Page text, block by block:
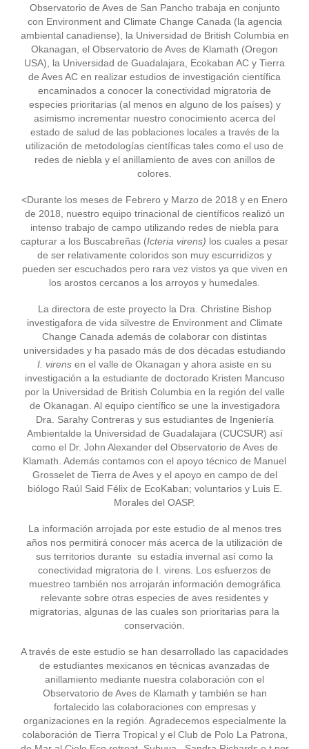
Observatorio de Aves de San Pancho trabaja en conjunto
con Environment and Climate Change Canada (la agencia
ambiental canadiense), la Universidad de British Columbia en
Okanagan, el Observatorio de Aves de Klamath (Oregon
USA), la Universidad de Guadalajara, Ecokaban AC y Tierra
de Aves AC en realizar estudios de investigación científica
encaminados a conocer la conectividad migratoria de
especies prioritarias (al menos en alguno de los países) y
asimismo incrementar nuestro conocimiento acerca del
estado de salud de las poblaciones locales a través de la
utilización de metodologías científicas tales como el uso de
redes de niebla y el anillamiento de aves con anillos de
colores.
<Durante los meses de Febrero y Marzo de 2018 y en Enero
de 2018, nuestro equipo trinacional de científicos realizó un
intenso trabajo de campo utilizando redes de niebla para
capturar a los Buscabreñas (Icteria virens) los cuales a pesar
de ser relativamente coloridos son muy escurridizos y
pueden ser escuchados pero rara vez vistos ya que viven en
los arostos cercanos a los arroyos y humedales.
La directora de este proyecto la Dra. Christine Bishop
investigafora de vida silvestre de Environment and Climate
Change Canada además de colaborar con distintas
universidades y ha pasado más de dos décadas estudiando
I. virens en el valle de Okanagan y ahora asiste en su
investigación a la estudiante de doctorado Kristen Mancuso
por la Universidad de British Columbia en la región del valle
de Okanagan. Al equipo científico se une la investigadora
Dra. Sarahy Contreras y sus estudiantes de Ingeniería
Ambientalde la Universidad de Guadalajara (CUCSUR) así
como el Dr. John Alexander del Observatorio de Aves de
Klamath. Además contamos con el apoyo técnico de Manuel
Grosselet de Tierra de Aves y el apoyo en campo de del
biólogo Raúl Said Félix de EcoKaban; voluntarios y Luis E.
Morales del OASP.
La información arrojada por este estudio de al menos tres
años nos permitirá conocer más acerca de la utilización de
sus territorios durante su estadía invernal así como la
conectividad migratoria de I. virens. Los esfuerzos de
muestreo también nos arrojarán información demográfica
relevante sobre otras especies de aves residentes y
migratorias, algunas de las cuales son prioritarias para la
conservación.
A través de este estudio se han desarrollado las capacidades
de estudiantes mexicanos en técnicas avanzadas de
anillamiento mediante nuestra colaboración con el
Observatorio de Aves de Klamath y también se han
fortalecido las colaboraciones con empresas y
organizaciones en la región. Agradecemos especialmente la
colaboración de Tierra Tropical y el Club de Polo La Patrona,